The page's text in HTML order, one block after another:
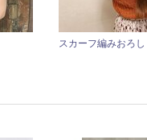
スカーフ編みおろし